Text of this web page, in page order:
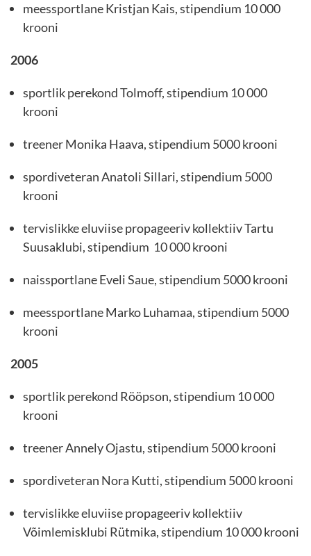
meessportlane Kristjan Kais, stipendium 10 000
krooni
2006
sportlik perekond Tolmoff, stipendium 10 000
krooni
treener Monika Haava, stipendium 5000 krooni
spordiveteran Anatoli Sillari, stipendium 5000
krooni
tervislikke eluviise propageeriv kollektiiv Tartu
Suusaklubi, stipendium 10 000 krooni
naissportlane Eveli Saue, stipendium 5000 krooni
meessportlane Marko Luhamaa, stipendium 5000
krooni
2005
sportlik perekond Rööpson, stipendium 10 000
krooni
treener Annely Ojastu, stipendium 5000 krooni
spordiveteran Nora Kutti, stipendium 5000 krooni
tervislikke eluviise propageeriv kollektiiv
Võimlemisklubi Rütmika, stipendium 10 000 krooni